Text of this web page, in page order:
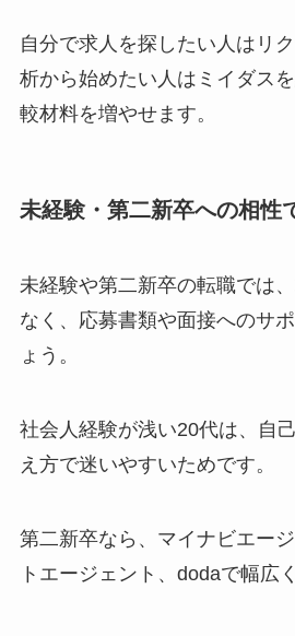
自分で求人を探したい人はリ
析から始めたい人はミイダス
較材料を増やせます。
未経験・第二新卒への相性
未経験や第二新卒の転職では
なく、応募書類や面接へのサ
ょう。
社会人経験が浅い20代は、自
え方で迷いやすいためです。
第二新卒なら、マイナビエー
トエージェント、dodaで幅広